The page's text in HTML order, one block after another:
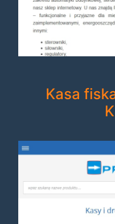
Kasa